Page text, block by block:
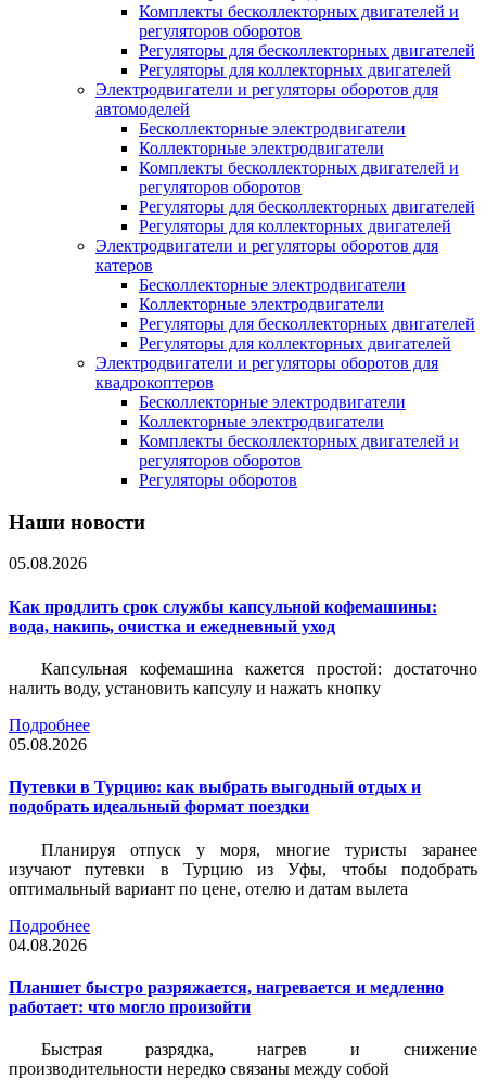
Комплекты бесколлекторных двигателей и
регуляторов оборотов
Регуляторы для бесколлекторных двигателей
Регуляторы для коллекторных двигателей
Электродвигатели и регуляторы оборотов для
автомоделей
Бесколлекторные электродвигатели
Коллекторные электродвигатели
Комплекты бесколлекторных двигателей и
регуляторов оборотов
Регуляторы для бесколлекторных двигателей
Регуляторы для коллекторных двигателей
Электродвигатели и регуляторы оборотов для
катеров
Бесколлекторные электродвигатели
Коллекторные электродвигатели
Регуляторы для бесколлекторных двигателей
Регуляторы для коллекторных двигателей
Электродвигатели и регуляторы оборотов для
квадрокоптеров
Бесколлекторные электродвигатели
Коллекторные электродвигатели
Комплекты бесколлекторных двигателей и
регуляторов оборотов
Регуляторы оборотов
Наши новости
05.08.2026
Как продлить срок службы капсульной кофемашины:
вода, накипь, очистка и ежедневный уход
Капсульная кофемашина кажется простой: достаточно
налить воду, установить капсулу и нажать кнопку
Подробнее
05.08.2026
Путевки в Турцию: как выбрать выгодный отдых и
подобрать идеальный формат поездки
Планируя отпуск у моря, многие туристы заранее
изучают путевки в Турцию из Уфы, чтобы подобрать
оптимальный вариант по цене, отелю и датам вылета
Подробнее
04.08.2026
Планшет быстро разряжается, нагревается и медленно
работает: что могло произойти
Быстрая разрядка, нагрев и снижение
производительности нередко связаны между собой